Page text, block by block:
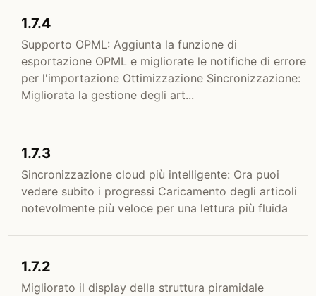
1.7.4
Supporto OPML: Aggiunta la funzione di
esportazione OPML e migliorate le notifiche di errore
per l'importazione Ottimizzazione Sincronizzazione:
Migliorata la gestione degli art...
1.7.3
Sincronizzazione cloud più intelligente: Ora puoi
vedere subito i progressi Caricamento degli articoli
notevolmente più veloce per una lettura più fluida
1.7.2
Migliorato il display della struttura piramidale